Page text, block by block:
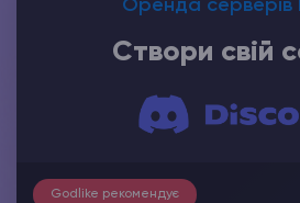
Affiliate panel
Оренда серверів
Cтвори свій
Godlike рекомендує